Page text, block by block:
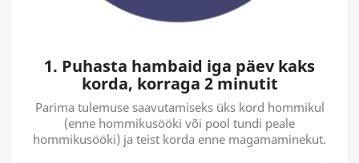
1. Puhasta hambaid iga päev kaks
korda, korraga 2 minutit
Parima tulemuse saavutamiseks üks kord hommikul
(enne hommikusööki või pool tundi peale
hommikusööki) ja teist korda enne magamaminekut.